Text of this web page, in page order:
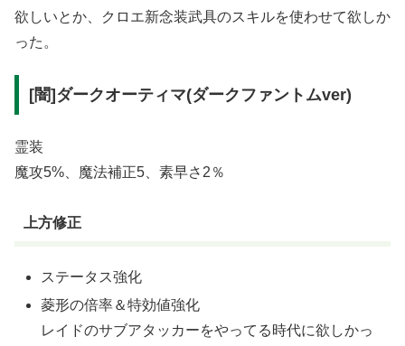
欲しいとか、クロエ新念装武具のスキルを使わせて欲しか
った。
[闇]ダークオーティマ(ダークファントムver)
霊装
魔攻5%、魔法補正5、素早さ2％
上方修正
ステータス強化
菱形の倍率＆特効値強化
レイドのサブアタッカーをやってる時代に欲しかっ